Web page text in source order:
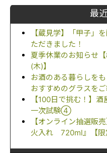
最
【蔵見学】「甲子」
ただきました！
夏季休業のお知らせ
(木)】
お酒のある暮らしを
おすすめのグラスをご
【100日で挑む！】
一次試験④
【オンライン抽選
火入れ 720ml』【限